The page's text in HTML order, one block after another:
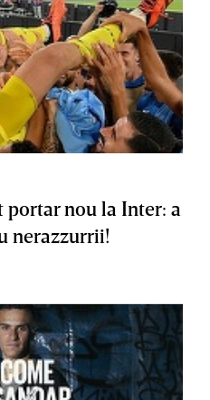
nou la Inter: a
nerazzurrii!